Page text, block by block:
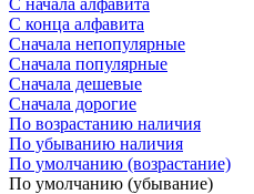
С конца алфавита
Сначала непопулярные
Сначала популярные
Сначала дешевые
Сначала дорогие
По возрастанию наличия
По убыванию наличия
По умолчанию (возрастание)
По умолчанию (убывание)